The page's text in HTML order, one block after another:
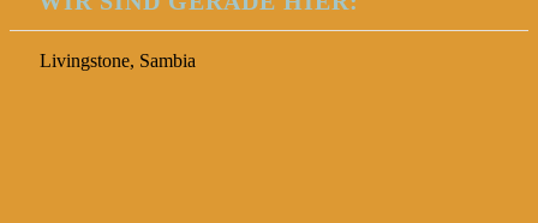
Livingstone, Sambia